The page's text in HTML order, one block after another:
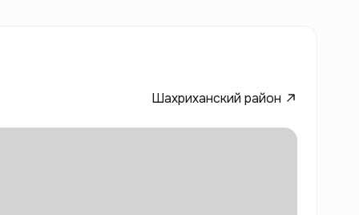
Шахриханский район